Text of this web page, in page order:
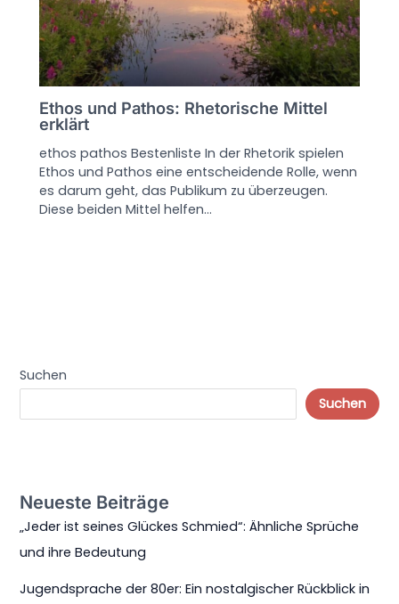
Ethos und Pathos: Rhetorische Mittel
erklärt
ethos pathos Bestenliste In der Rhetorik spielen
Ethos und Pathos eine entscheidende Rolle, wenn
es darum geht, das Publikum zu überzeugen.
Diese beiden Mittel helfen…
Suchen
Suchen
Neueste Beiträge
„Jeder ist seines Glückes Schmied“: Ähnliche Sprüche
und ihre Bedeutung
Jugendsprache der 80er: Ein nostalgischer Rückblick in